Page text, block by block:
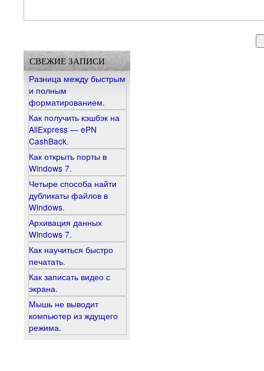
СВЕЖИЕ ЗАПИСИ
Разница между быстрым
и полным
форматированием.
Как получить кэшбэк на
AliExpress — ePN
CashBack.
Как открыть порты в
Windows 7.
Четыре способа найти
дубликаты файлов в
Windows.
Архивация данных
Windows 7.
Как научиться быстро
печатать.
Как записать видео с
экрана.
Мышь не выводит
компьютер из ждущего
режима.